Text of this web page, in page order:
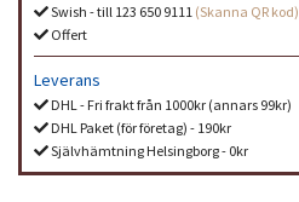
Swish - till 123 650 9111 (Skanna QR kod)
Offert
Leverans
DHL - Fri frakt från 1000kr (annars 99kr)
DHL Paket (för företag) - 190kr
Självhämtning Helsingborg - 0kr